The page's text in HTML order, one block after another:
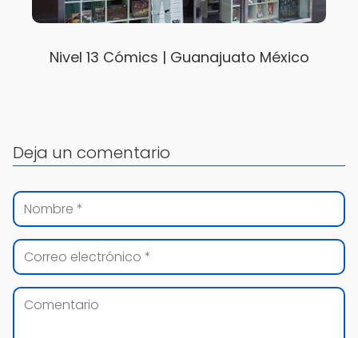
Nivel 13 Cómics | Guanajuato México
Deja un comentario